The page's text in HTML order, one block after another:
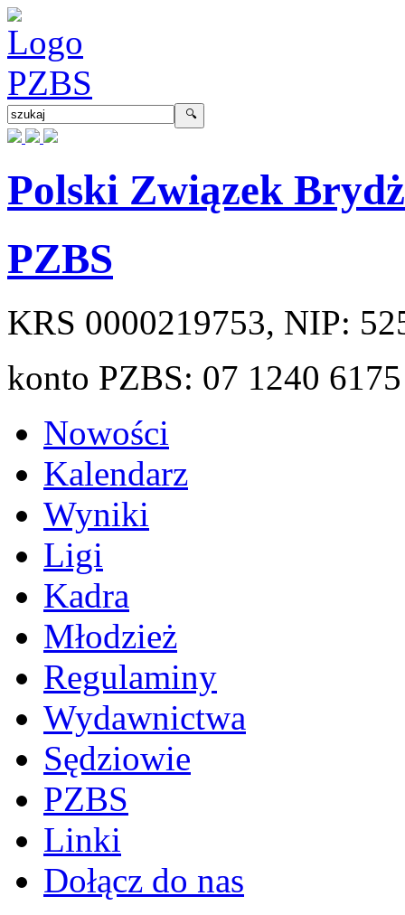
Polski Związek
PZBS
KRS 0000219753, NIP:
konto PZBS: 07 1240
Nowości
Kalendarz
Wyniki
Ligi
Kadra
Młodzież
Regulaminy
Wydawnictwa
Sędziowie
PZBS
Linki
Dołącz do nas